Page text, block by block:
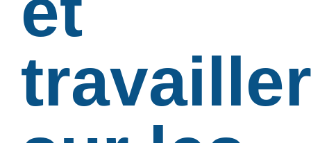
travailler